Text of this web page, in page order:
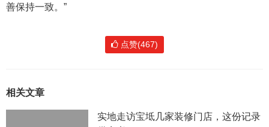
善保持一致。”
点赞(467)
相关文章
实地走访宝坻几家装修门店，这份记录